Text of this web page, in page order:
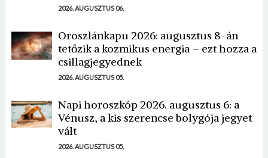
2026. AUGUSZTUS 06.
Oroszlánkapu 2026: augusztus 8-án
tetőzik a kozmikus energia – ezt hozza a
csillagjegyednek
2026. AUGUSZTUS 05.
Napi horoszkóp 2026. augusztus 6: a
Vénusz, a kis szerencse bolygója jegyet
vált
2026. AUGUSZTUS 05.